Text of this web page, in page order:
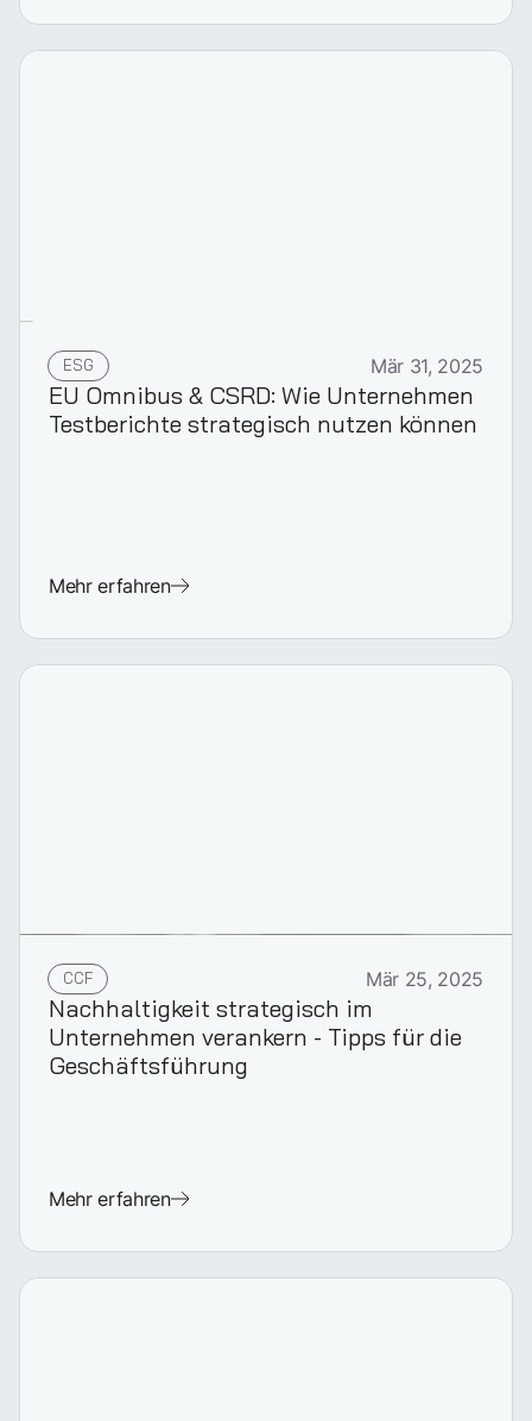
ESG Mär 31, 2025
EU Omnibus & CSRD: Wie Unternehmen
Testberichte strategisch nutzen können
Mehr erfahren
CCF Mär 25, 2025
Nachhaltigkeit strategisch im
Unternehmen verankern - Tipps für die
Geschäftsführung
Mehr erfahren